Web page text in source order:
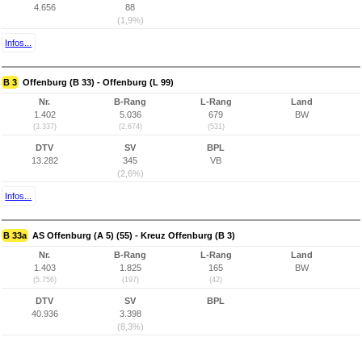
4.656
88
(1,9%)
Infos...
B 3 Offenburg (B 33) - Offenburg (L 99)
Nr.
1.402
(3.337)
B-Rang
5.036
(2.674)
L-Rang
679
(531)
Land
BW
DTV
13.282
SV
345
(2,6%)
BPL
VB
Infos...
B 33a AS Offenburg (A 5) (55) - Kreuz Offenburg (B 3)
Nr.
1.403
(5.756)
B-Rang
1.825
(197)
L-Rang
165
(42)
Land
BW
DTV
40.936
SV
3.398
(8,3%)
BPL